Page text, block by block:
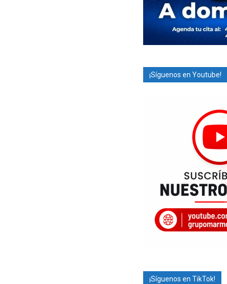
¡Síguenos en Youtube!
¡Síguenos en TikTok!